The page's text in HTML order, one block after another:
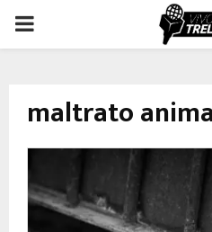
PRIMARY
maltrato